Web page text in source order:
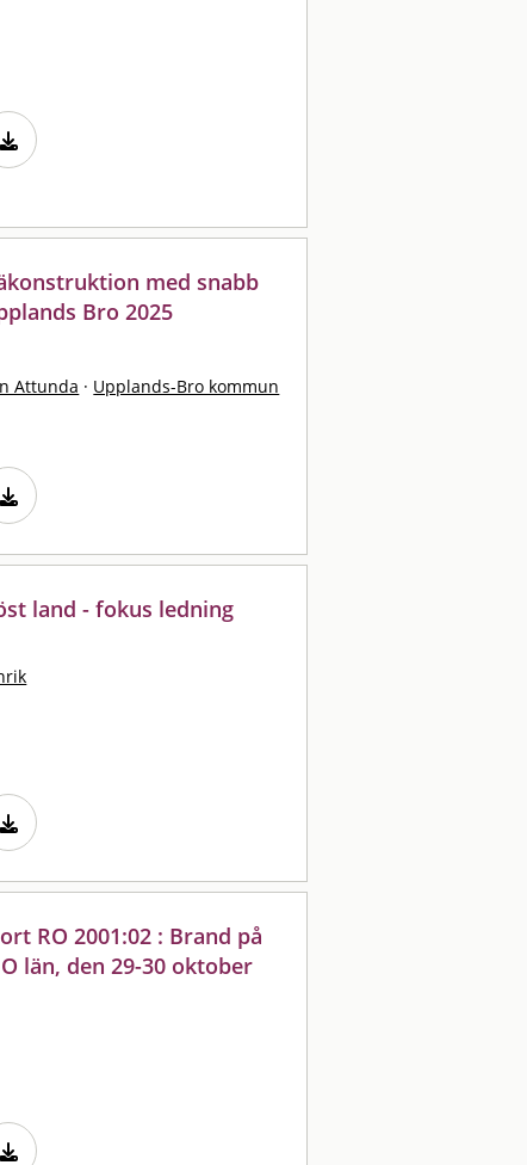
med snabb
Bro 2025
Attunda · Upplands-Bro kommun
land - fokus ledning
RO 2001:02 : Brand på
län, den 29-30 oktober